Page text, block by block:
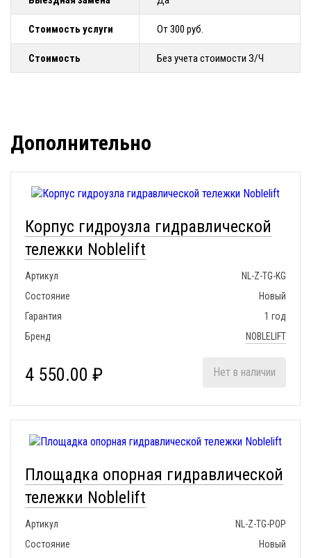
Стоимость услуги От 300 руб.
Стоимость Без учета стоимости З/Ч
Дополнительно
Корпус гидроузла гидравлической
тележки Noblelift
Артикул
NL-Z-TG-KG
Состояние
Новый
Гарантия
1 год
Бренд
NOBLELIFT
4 550.00 ₽ Нет в наличии
Площадка опорная гидравлической
тележки Noblelift
Артикул
NL-Z-TG-POP
Состояние
Новый